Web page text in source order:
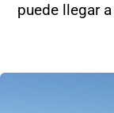
puede llegar